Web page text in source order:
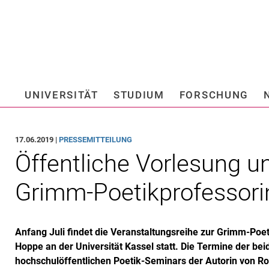
Springe direkt zu:
UNIVERSITÄT STUDIUM FORSCHUNG
17.06.2019 |PRESSEMITTEILUNG
Öffentliche Vorlesung
Grimm-
Anfang Juli findet die Veranstaltungsreihe zur Grimm-
Hoppe an der Universität Kassel statt. Die Termine der
hochschulöffentlichen Poetik-Seminars der Autorin von